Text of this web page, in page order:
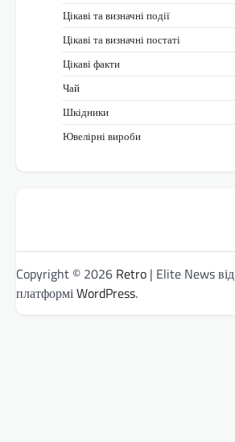
Цікаві та визначні події
Цікаві та визначні постаті
Цікаві факти
Чай
Шкідники
Ювелірні вироби
Copyright © 2026 Retro | Elite News від
платформіWordPress.